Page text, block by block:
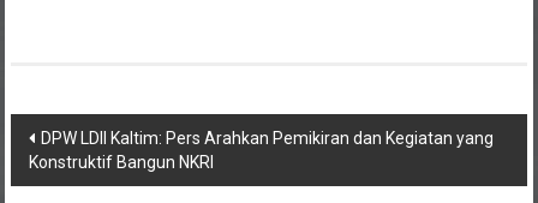
Navigasi
pos
DPW LDII Kaltim: Pers Arahkan Pemikiran dan Kegiatan yang
Konstruktif Bangun NKRI